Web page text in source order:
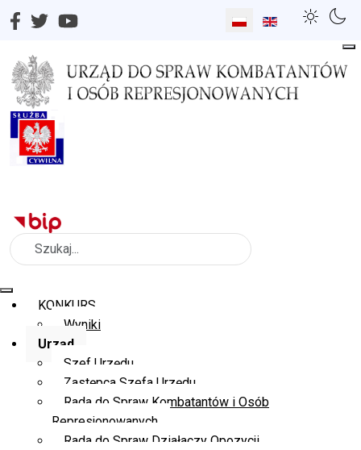
Wybierz swój język
Szukaj
KONKURS
Wyniki
Urząd
Szef Urzędu
Zastępca Szefa Urzędu
Rada do Spraw Kombatantów i Osób
Represjonowanych
Rada do Spraw Działaczy Opozycji